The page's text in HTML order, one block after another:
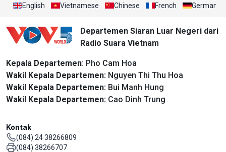
English Vietnamese Chinese French German
Departemen Siaran Luar Negeri dari
Radio Suara Vietnam
Kepala Departemen: Pho Cam Hoa
Wakil Kepala Departemen: Nguyen Thi Thu Hoa
Wakil Kepala Departemen: Bui Manh Hung
Wakil Kepala Departemen: Cao Dinh Trung
Kontak
(084) 24 38266809
(084) 38266707